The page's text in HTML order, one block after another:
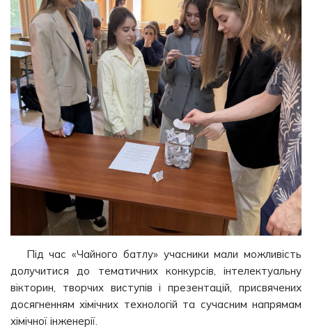
Під час «Чайного батлу» учасники мали можливість
долучитися до тематичних конкурсів, інтелектуальну
вікторин, творчих виступів і презентацій, присвячених
досягненням хімічних технологій та сучасним напрямам
хімічної інженерії.